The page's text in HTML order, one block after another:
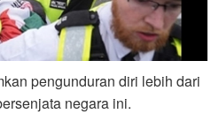
pengunduran diri lebih dari
negara ini.